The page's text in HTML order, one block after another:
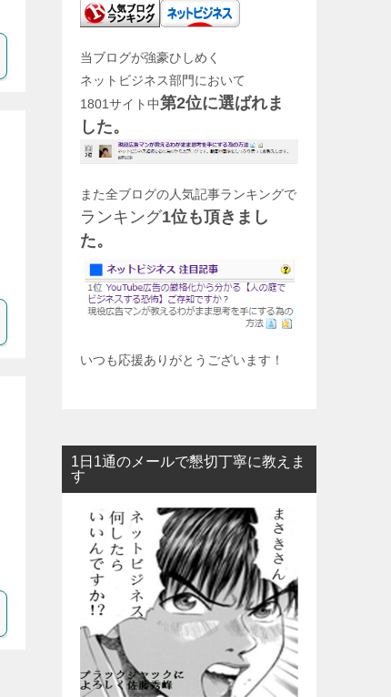
当ブログが強豪ひしめく
ネットビジネス部門において
1801サイト中第2位に選ばれま
した。
また全ブログの人気記事ランキングで
ランキング1位も頂きまし
た。
いつも応援ありがとうございます！
1日1通のメールで懇切丁寧に教えま
す